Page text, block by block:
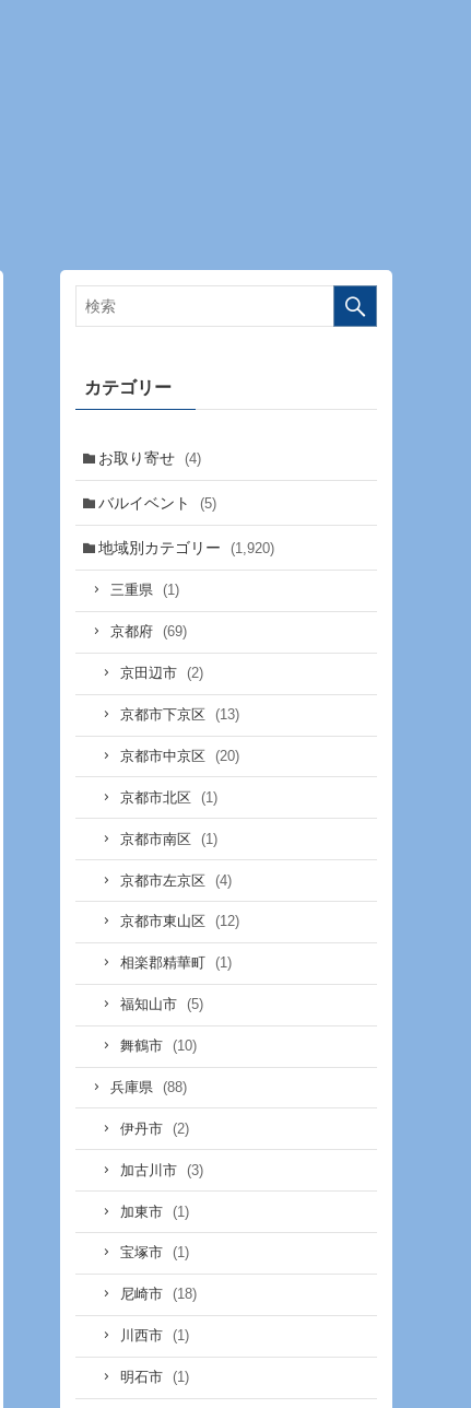
カテゴリー
お取り寄せ (4)
バルイベント (5)
地域別カテゴリー (1,920)
三重県 (1)
京都府 (69)
京田辺市 (2)
京都市下京区 (13)
京都市中京区 (20)
京都市北区 (1)
京都市南区 (1)
京都市左京区 (4)
京都市東山区 (12)
相楽郡精華町 (1)
福知山市 (5)
舞鶴市 (10)
兵庫県 (88)
伊丹市 (2)
加古川市 (3)
加東市 (1)
宝塚市 (1)
尼崎市 (18)
川西市 (1)
明石市 (1)